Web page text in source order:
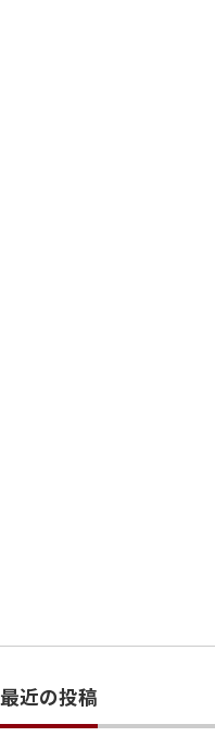
最近の投稿